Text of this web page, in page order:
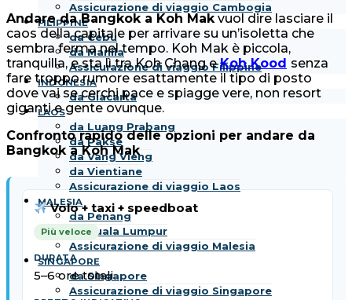
Assicurazione di viaggio Cambogia
FILIPPINE
da Cebu
da Manila
Assicurazione di viaggio Filippine
INDONESIA
da Giacarta
LAOS
da Luang Prabang
da Pakse
da Vang Vieng
da Vientiane
Assicurazione di viaggio Laos
MALESIA
da Penang
da Kuala Lumpur
Assicurazione di viaggio Malesia
SINGAPORE
da Singapore
Assicurazione di viaggio Singapore
Andare da Bangkok a Koh Makvuol dire lasciare il
caos della capitale per arrivare su un’isoletta che
sembra ferma nel tempo. Koh Mak è piccola,
tranquilla, e sta lì tra Koh Chang eKoh Kood senza
fare troppo rumore esattamente il tipo di posto
dove vai se cerchi pace e spiagge vere, non resort
giganti e gente ovunque.
Confronto rapido delle opzioni per andare da
Bangkok a Koh Mak
Volo + taxi + speedboat
Più veloce
5–6 ore totali